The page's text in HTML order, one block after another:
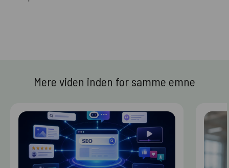
Mere viden inden for samme emne